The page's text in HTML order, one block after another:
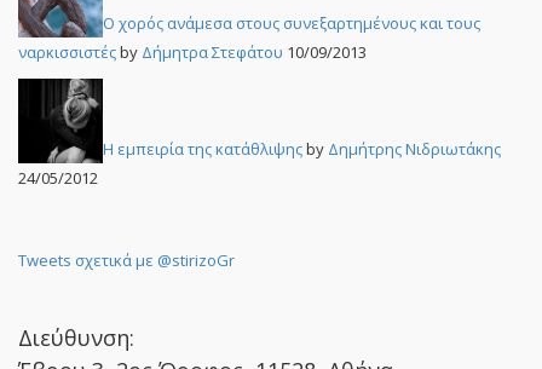
Ο χορός ανάμεσα στους συνεξαρτημένους και τους
ναρκισσιστέςby Δήμητρα Στεφάτου 10/09/2013
Η εμπειρία της κατάθλιψηςby Δημήτρης Νιδριωτάκης
24/05/2012
Tweets σχετικά με @stirizoGr
Διεύθυνση: